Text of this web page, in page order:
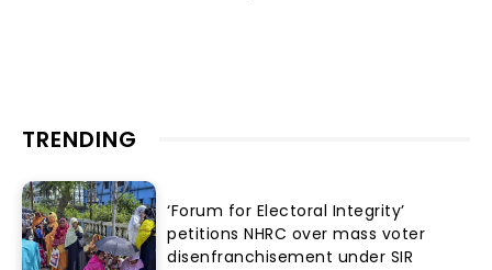
TRENDING
‘Forum for Electoral Integrity’
petitions NHRC over mass voter
disenfranchisement under SIR